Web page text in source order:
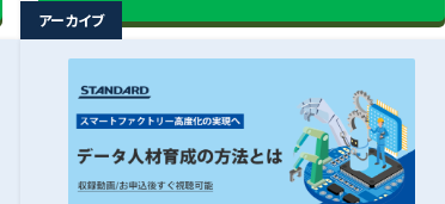
アーカイブ